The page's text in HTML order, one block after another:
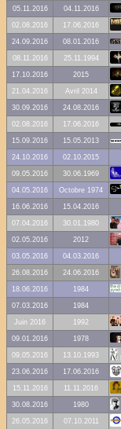
05.11.2016
04.11.2016
02.08.2016
17.06.2016
24.09.2016
08.01.2016
08.11.2016
25.11.1994
17.10.2016
2015
21.04.2016
Avril 2014
30.09.2016
24.08.2016
02.08.2016
17.06.2016
15.09.2016
15.05.2013
24.10.2016
02.10.2015
09.05.2016
30.06.1969
04.05.2016
Octobre 1974
16.06.2016
15.04.2016
07.04.2016
30.01.1980
02.05.2016
2012
03.05.2016
04.03.2016
26.08.2016
24.06.2016
18.06.2016
1984
07.03.2016
1984
Juin 2016 1992
09.01.2016
1978
09.05.2016
13.10.1993
23.06.2016
17.06.2016
15.11.2016
11.11.2016
30.08.2016
1980
26.05.2016
07.10.2011